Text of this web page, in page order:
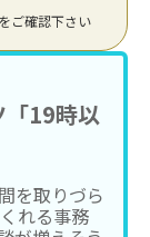
をご確認下さい
「19時以
を取りづら
れる事務